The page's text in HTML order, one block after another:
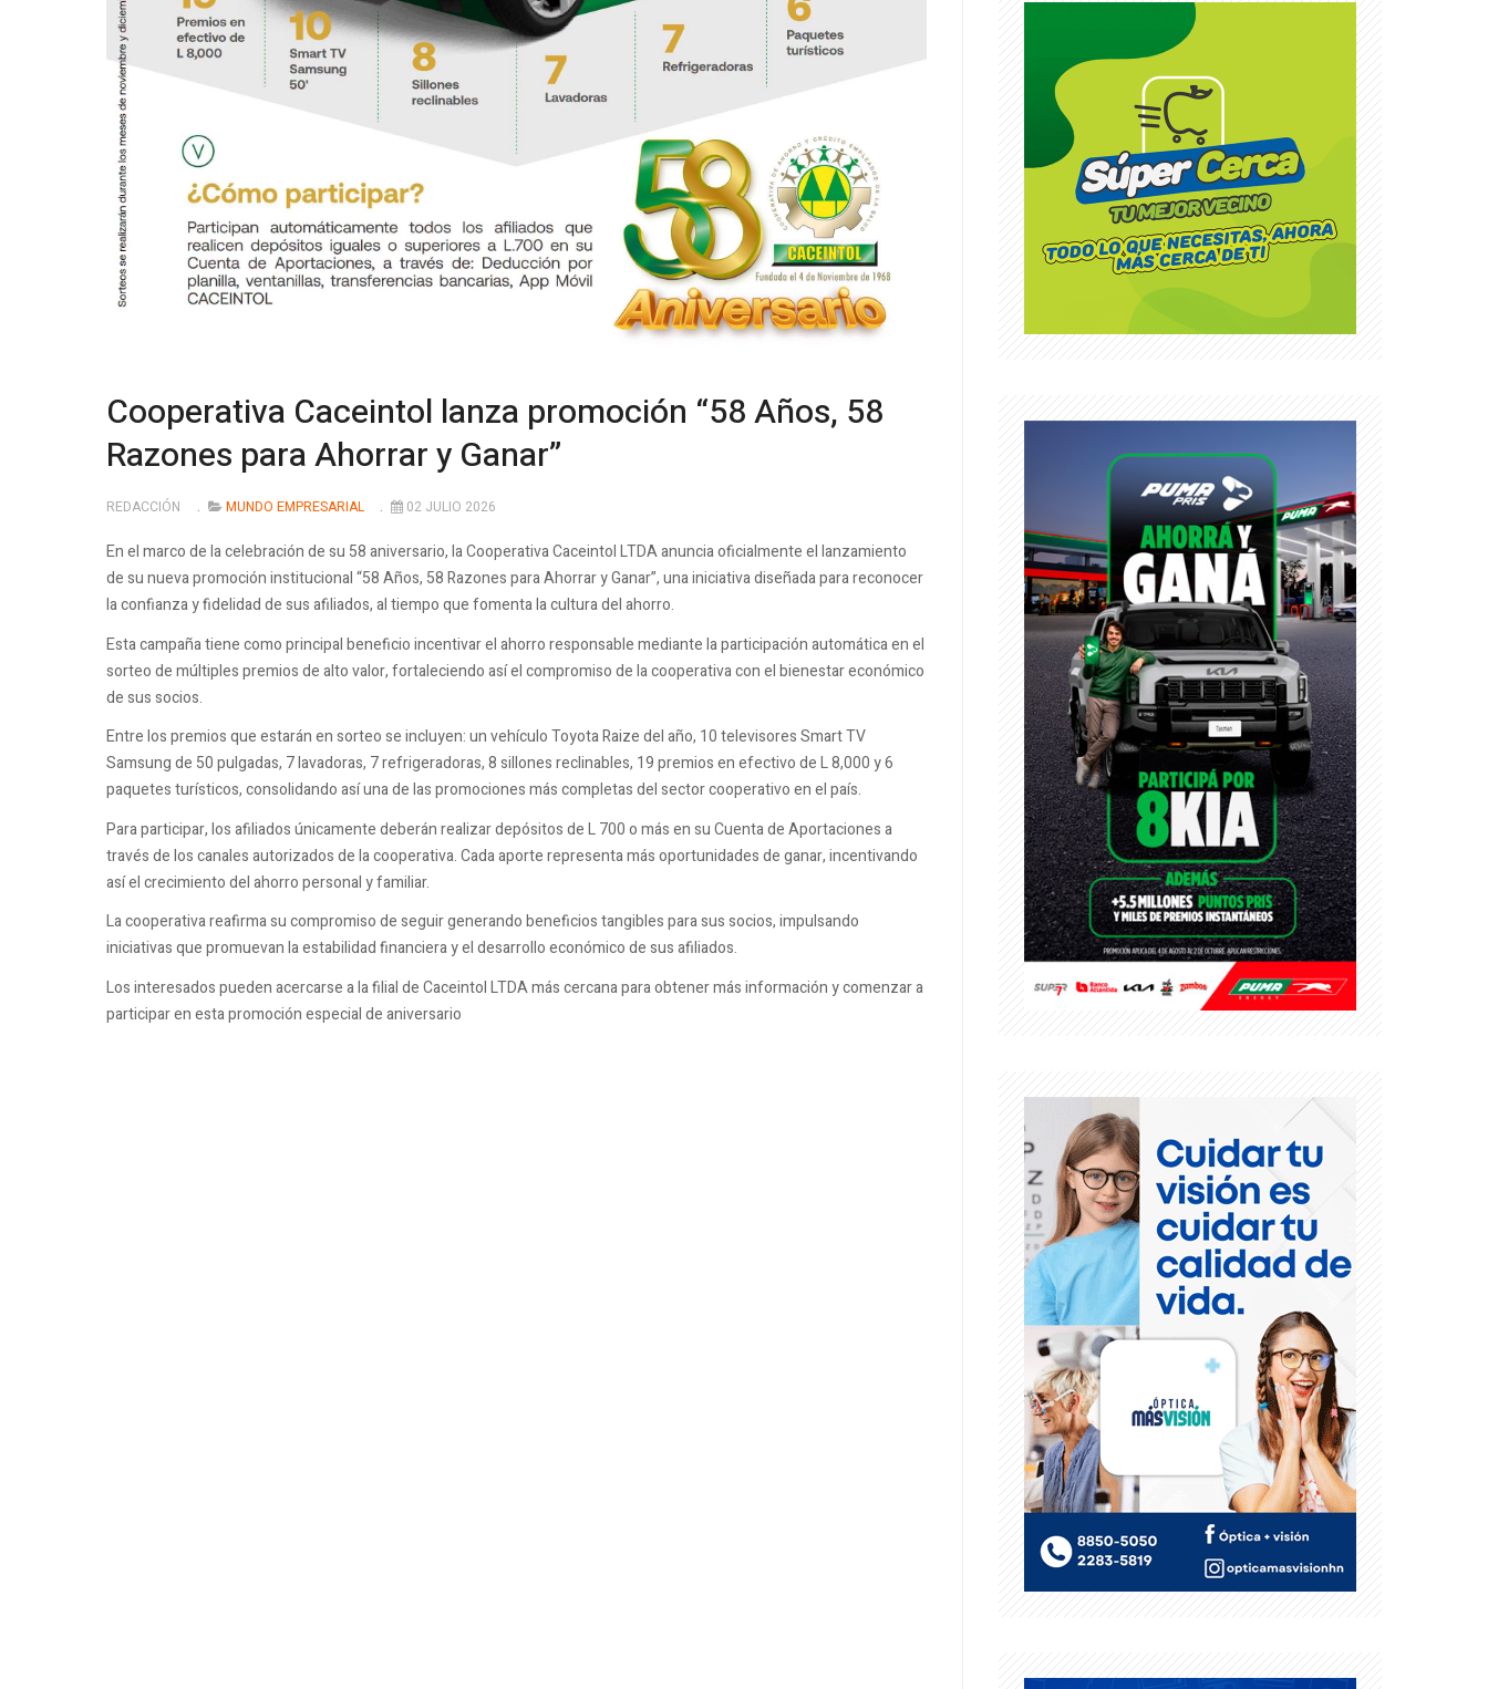
Cooperativa Caceintol lanza promoción “58 Años, 58
Razones para Ahorrar y Ganar”
REDACCIÓN MUNDO EMPRESARIAL 02 JULIO 2026
En el marco de la celebración de su 58 aniversario, la CooperativaCaceintol LTDAanuncia oficialmente el lanzamiento
de su nueva promoción institucional “58 Años, 58 Razones para Ahorrar y Ganar”, una iniciativa diseñada para reconocer
la confianza y fidelidad de sus afiliados, al tiempo que fomenta la cultura del ahorro.
Esta campaña tiene como principal beneficio incentivar el ahorro responsable mediante la participación automática en el
sorteo de múltiples premios de alto valor, fortaleciendo así el compromiso de la cooperativa con el bienestar económico
de sus socios.
Entre los premios que estarán en sorteo se incluyen: un vehículo Toyota Raize del año, 10 televisores Smart TV
Samsung de 50 pulgadas, 7 lavadoras, 7 refrigeradoras, 8 sillones reclinables, 19 premios en efectivo de L 8,000 y 6
paquetes turísticos, consolidando así una de las promociones más completas del sector cooperativo en el país.
Para participar, los afiliados únicamente deberán realizar depósitos de L 700 o más en su Cuenta de Aportaciones a
través de los canales autorizados de la cooperativa. Cada aporte representa más oportunidades de ganar, incentivando
así el crecimiento del ahorro personal y familiar.
La cooperativa reafirma su compromiso de seguir generando beneficios tangibles para sus socios, impulsando
iniciativas que promuevan la estabilidad financiera y el desarrollo económico de sus afiliados.
Los interesados pueden acercarse a la filial deCaceintol LTDAmás cercana para obtener más información y comenzar a
participar en esta promoción especial de aniversario